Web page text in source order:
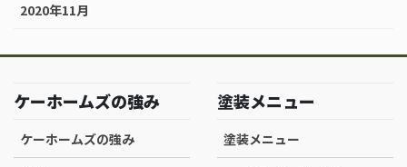
2020年11月
ケーホームズの強み
ケーホームズの強み
塗装メニュー
塗装メニュー